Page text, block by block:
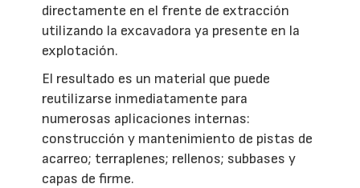
directamente en el frente de extracción
utilizando la excavadora ya presente en la
explotación.
El resultado es un material que puede
reutilizarse inmediatamente para
numerosas aplicaciones internas:
construcción y mantenimiento de pistas de
acarreo; terraplenes; rellenos; subbases y
capas de firme.